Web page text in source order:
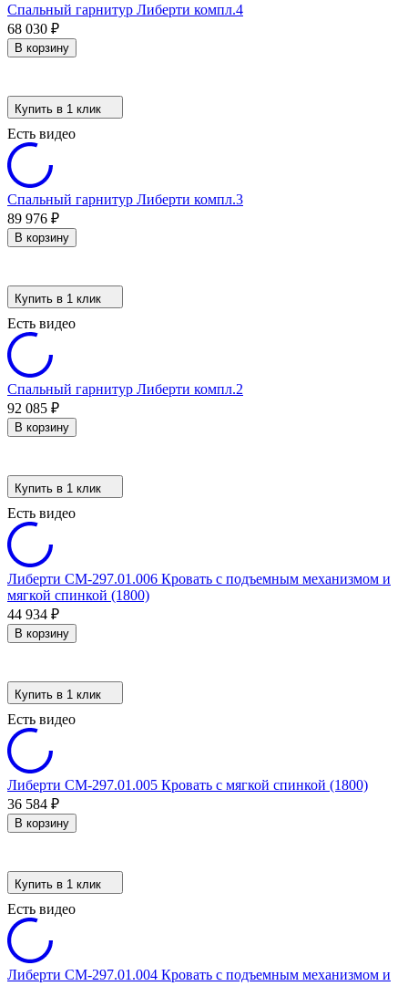
Спальный гарнитур Либерти компл.4
68 030 ₽
В корзину
Купить в 1 клик
Есть видео
Спальный гарнитур Либерти компл.3
89 976 ₽
В корзину
Купить в 1 клик
Есть видео
Спальный гарнитур Либерти компл.2
92 085 ₽
В корзину
Купить в 1 клик
Есть видео
Либерти СМ-297.01.006 Кровать с подъемным механизмом и
мягкой спинкой (1800)
44 934 ₽
В корзину
Купить в 1 клик
Есть видео
Либерти СМ-297.01.005 Кровать с мягкой спинкой (1800)
36 584 ₽
В корзину
Купить в 1 клик
Есть видео
Либерти СМ-297.01.004 Кровать с подъемным механизмом и